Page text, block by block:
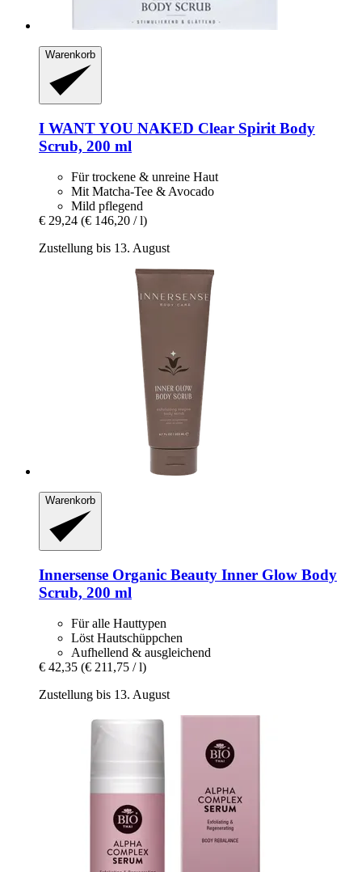
Warenkorb
I WANT YOU NAKED Clear Spirit Body
Scrub, 200 ml
Für trockene & unreine Haut
Mit Matcha-Tee & Avocado
Mild pflegend
€ 29,24 (€ 146,20 / l)
Zustellung bis 13. August
Warenkorb
Innersense Organic Beauty Inner Glow Body
Scrub, 200 ml
Für alle Hauttypen
Löst Hautschüppchen
Aufhellend & ausgleichend
€ 42,35 (€ 211,75 / l)
Zustellung bis 13. August